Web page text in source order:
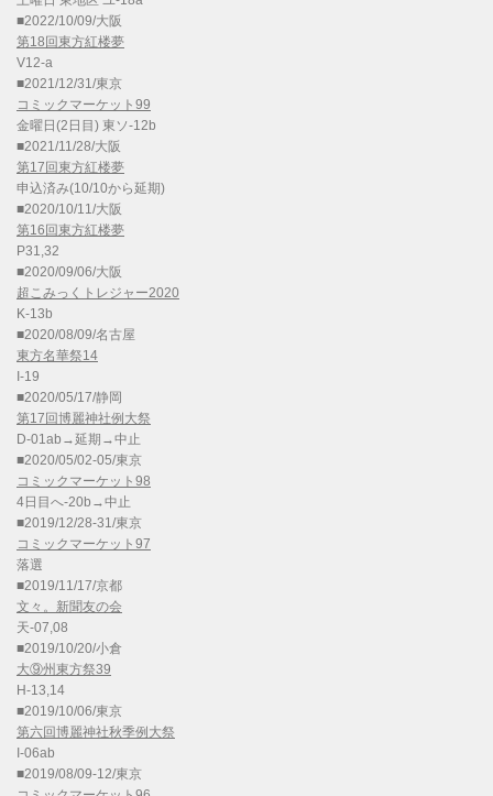
■2022/10/09/大阪
第18回東方紅楼夢
V12-a
■2021/12/31/東京
コミックマーケット99
金曜日(2日目) 東ソ-12b
■2021/11/28/大阪
第17回東方紅楼夢
申込済み(10/10から延期)
■2020/10/11/大阪
第16回東方紅楼夢
P31,32
■2020/09/06/大阪
超こみっくトレジャー2020
K-13b
■2020/08/09/名古屋
東方名華祭14
I-19
■2020/05/17/静岡
第17回博麗神社例大祭
D-01ab→延期→中止
■2020/05/02-05/東京
コミックマーケット98
4日目へ-20b→中止
■2019/12/28-31/東京
コミックマーケット97
落選
■2019/11/17/京都
文々。新聞友の会
天-07,08
■2019/10/20/小倉
大⑨州東方祭39
H-13,14
■2019/10/06/東京
第六回博麗神社秋季例大祭
I-06ab
■2019/08/09-12/東京